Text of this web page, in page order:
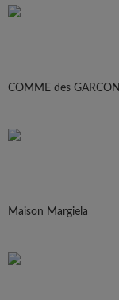
COMME des
Maison Margiela